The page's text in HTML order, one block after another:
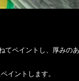
ペイントし、厚みの
イントします。